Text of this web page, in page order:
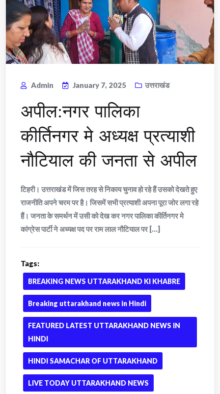
Admin January 7, 2025 उत्तराखंड
अपील:नगर पालिका
कीर्तिनगर मे अध्यक्ष प्रत्याशी
नौटियाल की जनता से अपील
टिहरी। उत्तराखंड में जिस तरह से निकाय चुनाव हो रहे हैं उसको देखते हुए
राजनीति अपने चरम पर है। जिसमें सभी प्रत्याशी अपना पूरा जोर लगा रहे
हैं। जनता के समर्थन में उसी को देख कर नगर पालिका कीर्तिनगर मे
कांग्रेस पार्टी ने अध्यक्ष पद पर राम लाल नौटियाल पर [...]
Tags:
BREAKING NEWS UTTARAKHAND KI KHABRE
Breaking uttarakhand news in Hindi
FEATURED LATEST UTTARAKHAND NEWS IN
HINDI
HINDI SAMACHAR OF UTTARAKHAND
LIVE TODAY UTTARAKHAND NEWS